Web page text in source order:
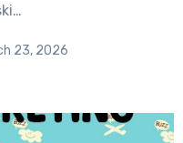
23, 2026